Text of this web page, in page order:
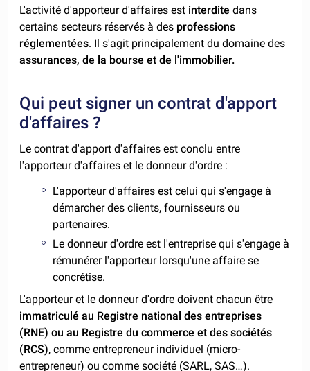
L'activité d'apporteur d'affaires est interditedans
certains secteurs réservés à des professions
réglementées. Il s'agit principalement du domaine des
assurances, de la bourse et de l'immobilier.
Qui peut signer un contrat d'apport
d'affaires ?
Le contrat d'apport d'affaires est conclu entre
l'apporteur d'affaires et le donneur d'ordre :
L'apporteur d'affaires est celui qui s'engage à
démarcher des clients, fournisseurs ou
partenaires.
Le donneur d'ordre est l'entreprise qui s'engage à
rémunérer l'apporteur lorsqu'une affaire se
concrétise.
L'apporteur et le donneur d'ordre doivent chacun être
immatriculé au Registre national des entreprises
(RNE) ou au Registre du commerce et des sociétés
(RCS), comme entrepreneur individuel (micro-
entrepreneur) ou comme société (SARL, SAS…).